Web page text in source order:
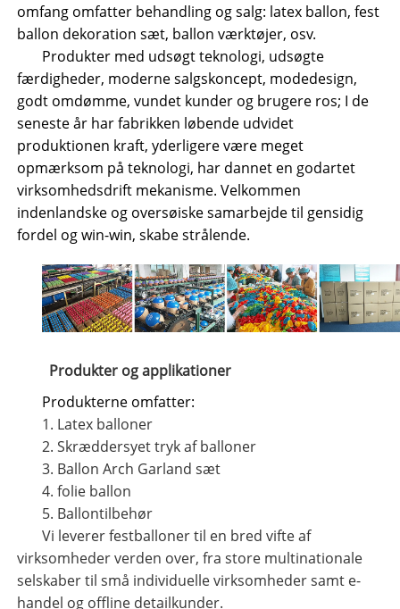
omfang omfatter behandling og salg: latex ballon, fest
ballon dekoration sæt, ballon værktøjer, osv.
Produkter med udsøgt teknologi, udsøgte
færdigheder, moderne salgskoncept, modedesign,
godt omdømme, vundet kunder og brugere ros; I de
seneste år har fabrikken løbende udvidet
produktionen kraft, yderligere være meget
opmærksom på teknologi, har dannet en godartet
virksomhedsdrift mekanisme. Velkommen
indenlandske og oversøiske samarbejde til gensidig
fordel og win-win, skabe strålende.
Produkter og applikationer
Produkterne omfatter:
1. Latex balloner
2. Skræddersyet tryk af balloner
3. Ballon Arch Garland sæt
4. folie ballon
5. Ballontilbehør
Vi leverer festballoner til en bred vifte af
virksomheder verden over, fra store multinationale
selskaber til små individuelle virksomheder samt e-
handel og offline detailkunder.